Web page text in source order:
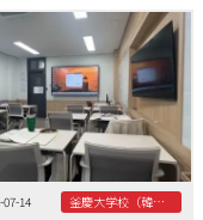
07-14 釜慶大学校（韓国）